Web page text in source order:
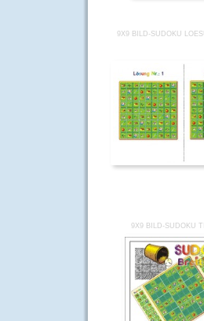
9X9 BILD-SUDOKU
9X9 BILD-SUDOKU